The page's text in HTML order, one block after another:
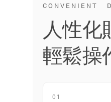
CONVENIENT
人性化
輕鬆操
01